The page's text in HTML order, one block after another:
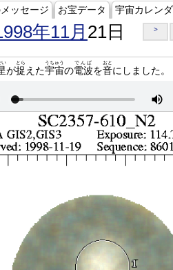
ッセージ お宝データ 宇宙カレン
年11月 21日 >
い
が捉
とら
えた宇宙
うちゅう
の電波
でんぱ
を音
おと
にしました。